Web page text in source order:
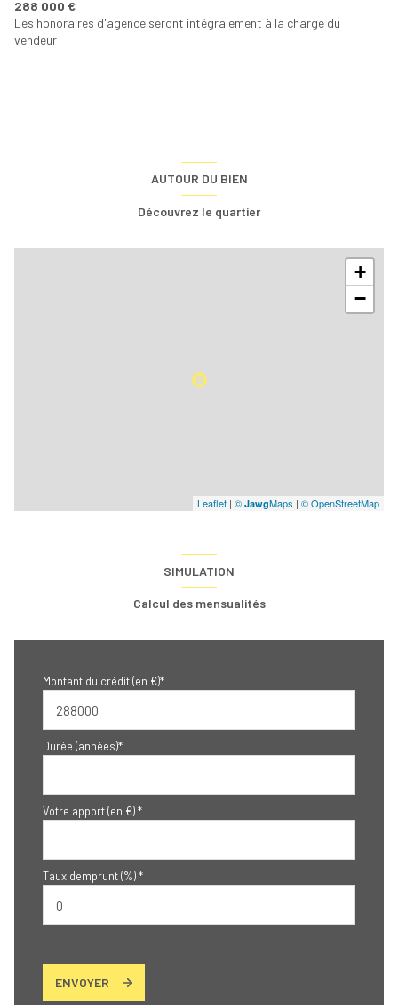
288 000 €
Les honoraires d'agence seront intégralement à la charge du
vendeur
AUTOUR DU BIEN
Découvrez le quartier
+
−
Leaflet | © JawgMaps | © OpenStreetMap
SIMULATION
Calcul des mensualités
Montant du crédit (en €)*
Durée (années)*
Votre apport (en €) *
Taux d'emprunt (%) *
ENVOYER